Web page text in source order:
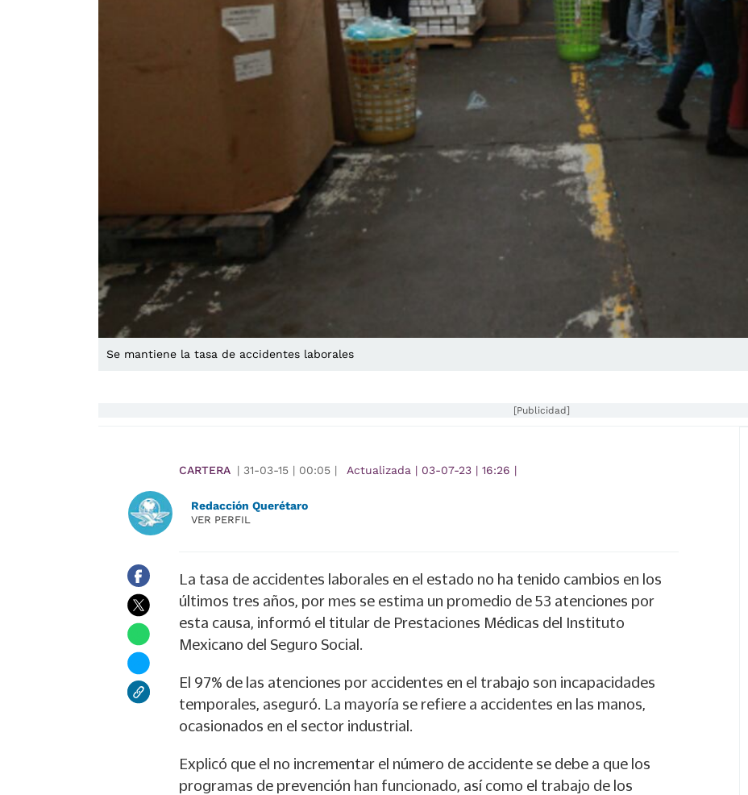
Se mantiene la tasa de accidentes laborales
[Publicidad]
CARTERA | 31-03-15 | 00:05 | Actualizada | 03-07-23 | 16:26 |
Redacción Querétaro
VER PERFIL
La tasa de accidentes laborales en el estado no ha tenido cambios en los
últimos tres años, por mes se estima un promedio de 53 atenciones por
esta causa, informó el titular de Prestaciones Médicas del Instituto
Mexicano del Seguro Social.
El 97% de las atenciones por accidentes en el trabajo son incapacidades
temporales, aseguró. La mayoría se refiere a accidentes en las manos,
ocasionados en el sector industrial.
Explicó que el no incrementar el número de accidente se debe a que los
programas de prevención han funcionado, así como el trabajo de los